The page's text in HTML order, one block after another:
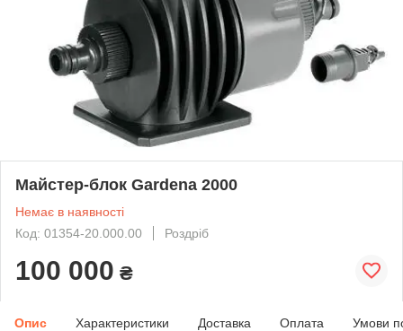
Майстер-блок Gardena 2000
Немає в наявності
Код: 01354-20.000.00
Роздріб
100 000 ₴
Опис Характеристики Доставка Оплата Умови